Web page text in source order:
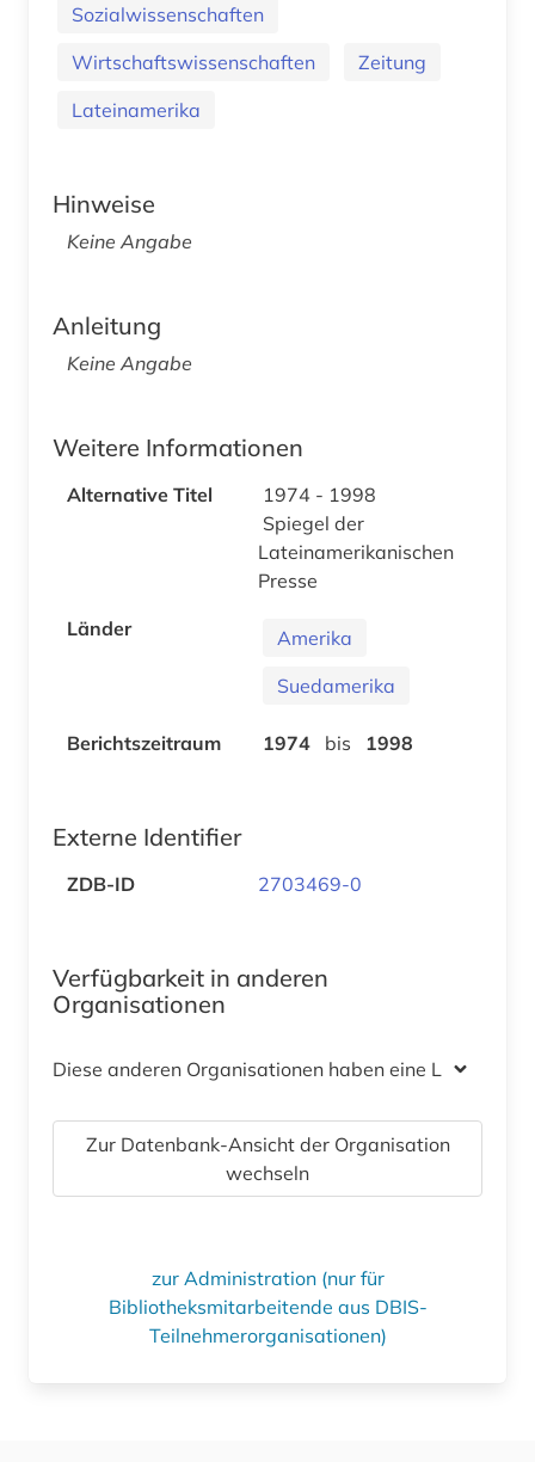
Sozialwissenschaften
Wirtschaftswissenschaften
Zeitung
Lateinamerika
Hinweise
Keine Angabe
Anleitung
Keine Angabe
Weitere Informationen
Alternative Titel
1974 - 1998
Spiegel der
Lateinamerikanischen
Presse
Länder
Amerika
Suedamerika
Berichtszeitraum 1974 bis 1998
Externe Identifier
ZDB-ID 2703469-0
Verfügbarkeit in anderen
Organisationen
Diese anderen Organisationen haben eine Lizenz
Zur Datenbank-Ansicht der Organisation
wechseln
zur Administration (nur für
Bibliotheksmitarbeitende aus DBIS-
Teilnehmerorganisationen)